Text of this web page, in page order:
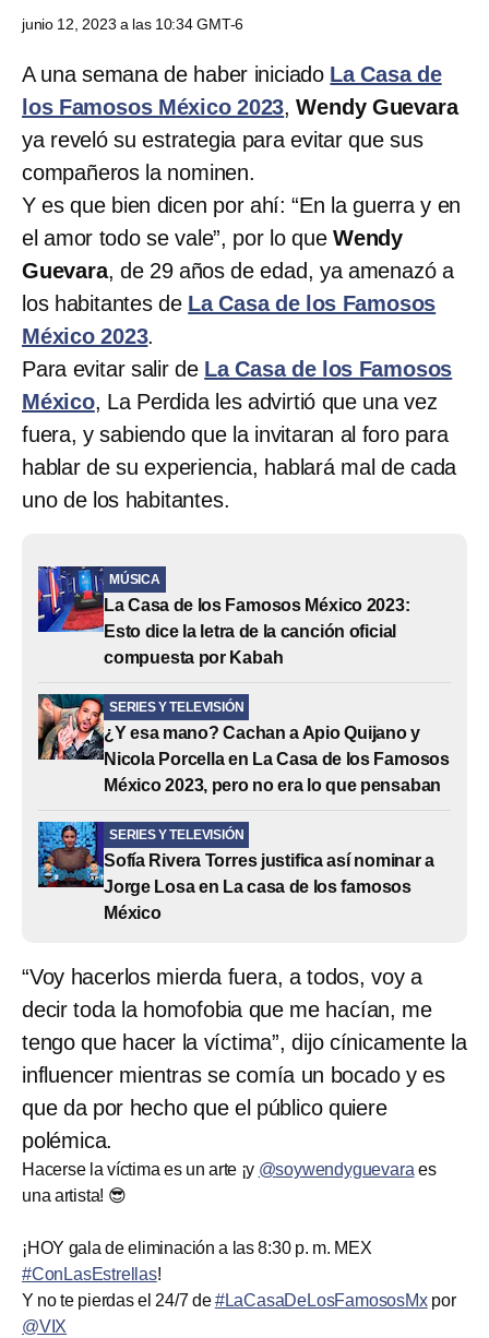
junio 12, 2023 a las 10:34 GMT-6
A una semana de haber iniciado La Casa de
los Famosos México 2023,Wendy Guevara
ya reveló su estrategia para evitar que sus
compañeros la nominen.
Y es que bien dicen por ahí: “En la guerra y en
el amor todo se vale”, por lo que Wendy
Guevara, de 29 años de edad, ya amenazó a
los habitantes de La Casa de los Famosos
México 2023.
Para evitar salir de La Casa de los Famosos
México, La Perdida les advirtió que una vez
fuera, y sabiendo que la invitaran al foro para
hablar de su experiencia, hablará mal de cada
uno de los habitantes.
MÚSICA
La Casa de los Famosos México 2023:
Esto dice la letra de la canción oficial
compuesta por Kabah
SERIES Y TELEVISIÓN
¿Y esa mano? Cachan a Apio Quijano y
Nicola Porcella en La Casa de los Famosos
México 2023, pero no era lo que pensaban
SERIES Y TELEVISIÓN
Sofía Rivera Torres justifica así nominar a
Jorge Losa en La casa de los famosos
México
“Voy hacerlos mierda fuera, a todos, voy a
decir toda la homofobia que me hacían, me
tengo que hacer la víctima”, dijo cínicamente la
influencer mientras se comía un bocado y es
que da por hecho que el público quiere
polémica.
Hacerse la víctima es un arte ¡y @soywendyguevara es
una artista! 😎
¡HOY gala de eliminación a las 8:30 p. m. MEX
#ConLasEstrellas!
Y no te pierdas el 24/7 de#LaCasaDeLosFamososMxpor
@VIX